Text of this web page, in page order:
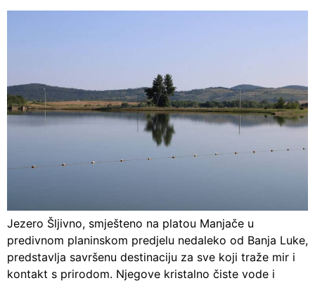
Jezero Šljivno, smješteno na platou Manjače u
predivnom planinskom predjelu nedaleko od Banja Luke,
predstavlja savršenu destinaciju za sve koji traže mir i
kontakt s prirodom. Njegove kristalno čiste vode i